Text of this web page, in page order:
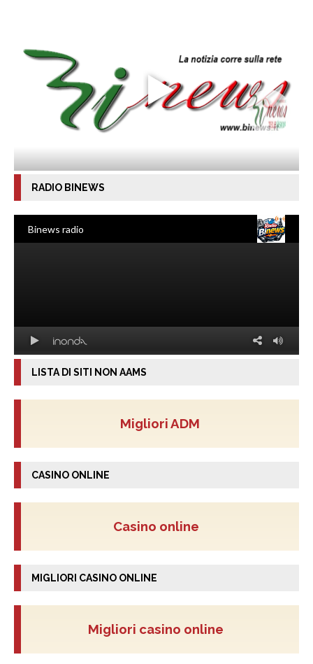
RADIO BINEWS
LISTA DI SITI NON AAMS
Migliori ADM
CASINO ONLINE
Casino online
MIGLIORI CASINO ONLINE
Migliori casino online